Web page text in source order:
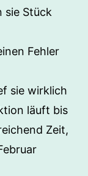
sie Stück
Fehler
sie wirklich
läuft bis
Zeit,